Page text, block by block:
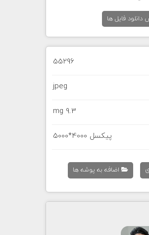
فایل ها
55296
jpeg
9.3 mg
5000*4000 پیکسل
اضافه به پوشه ها